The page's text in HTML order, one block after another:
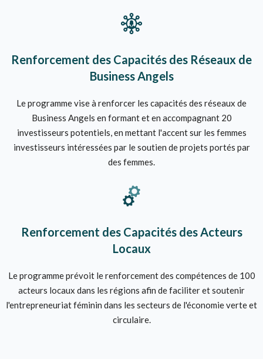
Renforcement des Capacités des Réseaux de
Business Angels
Le programme vise à renforcer les capacités des réseaux de
Business Angels en formant et en accompagnant 20
investisseurs potentiels, en mettant l'accent sur les femmes
investisseurs intéressées par le soutien de projets portés par
des femmes.
Renforcement des Capacités des Acteurs
Locaux
Le programme prévoit le renforcement des compétences de 100
acteurs locaux dans les régions afin de faciliter et soutenir
l'entrepreneuriat féminin dans les secteurs de l'économie verte et
circulaire.